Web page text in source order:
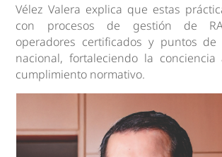
Vélez Valera explica que estas
con procesos de gestión de
operadores certificados y puntos
nacional, fortaleciendo la
cumplimiento normativo.